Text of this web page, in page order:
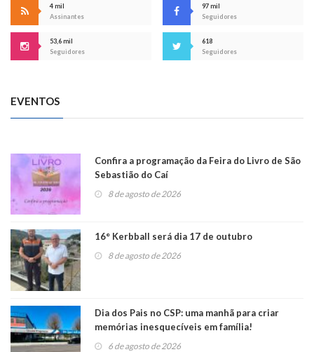
4 mil
Assinantes
97 mil
Seguidores
53,6 mil
Seguidores
618
Seguidores
EVENTOS
Confira a programação da Feira do Livro de São
Sebastião do Caí
8 de agosto de 2026
16° Kerbball será dia 17 de outubro
8 de agosto de 2026
Dia dos Pais no CSP: uma manhã para criar
memórias inesquecíveis em família!
6 de agosto de 2026